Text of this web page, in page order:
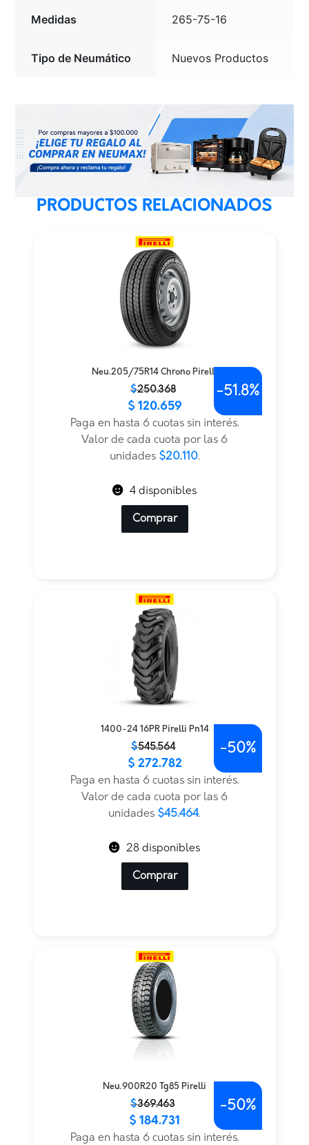
Medidas 265-75-16
Tipo de Neumático Nuevos Productos
PRODUCTOS RELACIONADOS
Neu.205/75R14 Chrono Pirelli
$250.368
original
actual
$ 120.659
Paga en hasta 6 cuotas sin interés.
Valor de cada cuota por las 6
unidades $20.110.
-51.8%
4 disponibles
Comprar
1400-24 16PR Pirelli Pn14
$545.564
original
actual
$ 272.782
Paga en hasta 6 cuotas sin interés.
Valor de cada cuota por las 6
unidades $45.464.
-50%
28 disponibles
Comprar
Neu.900R20 Tg85 Pirelli
$369.463
original
actual
$ 184.731
Paga en hasta 6 cuotas sin interés.
-50%